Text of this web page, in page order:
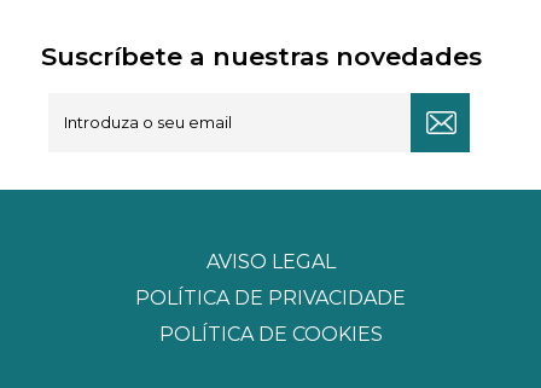
Suscríbete a nuestras novedades
AVISO LEGAL
POLÍTICA DE PRIVACIDADE
POLÍTICA DE COOKIES